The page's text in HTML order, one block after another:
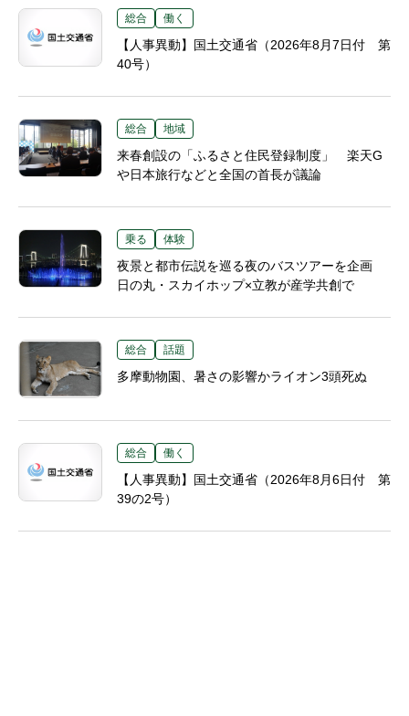
総合 働く
【人事異動】国土交通省（2026年8月7日付 第
40号）
総合 地域
来春創設の「ふるさと住民登録制度」 楽天G
や日本旅行などと全国の首長が議論
乗る 体験
夜景と都市伝説を巡る夜のバスツアーを企画
日の丸・スカイホップ×立教が産学共創で
総合 話題
多摩動物園、暑さの影響かライオン3頭死ぬ
総合 働く
【人事異動】国土交通省（2026年8月6日付 第
39の2号）